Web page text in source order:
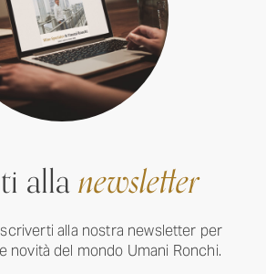
allanewsletter
alla nostra newsletter per
novità del mondo Umani Ronchi.